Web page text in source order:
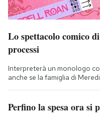
Lo spettacolo comico
processi
Interpreterà un monologo
anche se la famiglia di
Perfino la spesa ora si